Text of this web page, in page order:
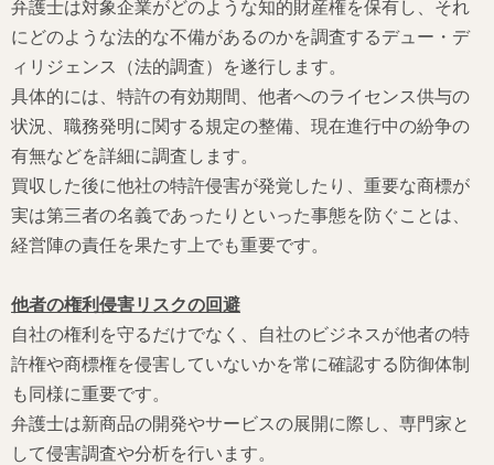
弁護士は対象企業がどのような知的財産権を保有し、それ
にどのような法的な不備があるのかを調査するデュー・デ
ィリジェンス（法的調査）を遂行します。
具体的には、特許の有効期間、他者へのライセンス供与の
状況、職務発明に関する規定の整備、現在進行中の紛争の
有無などを詳細に調査します。
買収した後に他社の特許侵害が発覚したり、重要な商標が
実は第三者の名義であったりといった事態を防ぐことは、
経営陣の責任を果たす上でも重要です。
他者の権利侵害リスクの回避
自社の権利を守るだけでなく、自社のビジネスが他者の特
許権や商標権を侵害していないかを常に確認する防御体制
も同様に重要です。
弁護士は新商品の開発やサービスの展開に際し、専門家と
して侵害調査や分析を行います。